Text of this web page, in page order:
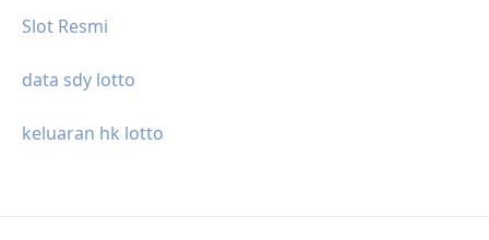
Slot Resmi
data sdy lotto
keluaran hk lotto